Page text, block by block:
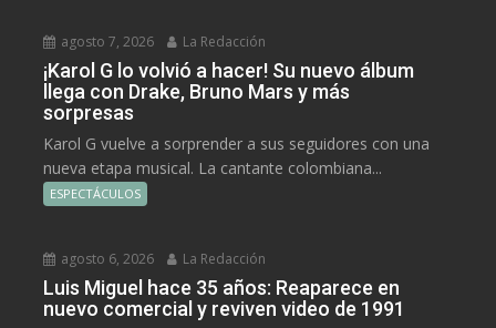
agosto 7, 2026 La Redacción
¡Karol G lo volvió a hacer! Su nuevo álbum
llega con Drake, Bruno Mars y más
sorpresas
Karol G vuelve a sorprender a sus seguidores con una
nueva etapa musical. La cantante colombiana...
ESPECTÁCULOS
agosto 6, 2026 La Redacción
Luis Miguel hace 35 años: Reaparece en
nuevo comercial y reviven video de 1991